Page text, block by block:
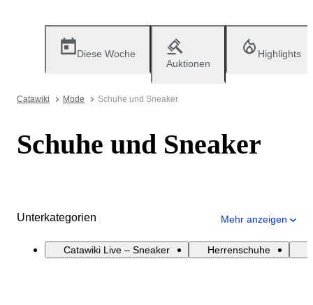
Diese Woche
Auktionen
Highlights
Catawiki Mode Schuhe und Sneaker
Schuhe und Sneaker
Unterkategorien Mehr anzeigen
Catawiki Live – Sneaker Herrenschuhe